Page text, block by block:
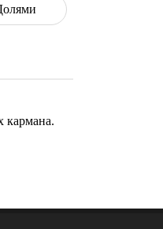
кармана.